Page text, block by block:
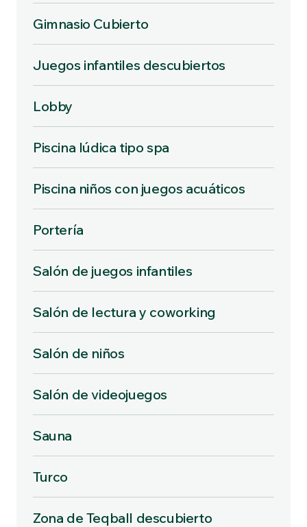
Gimnasio Cubierto
Juegos infantiles descubiertos
Lobby
Piscina lúdica tipo spa
Piscina niños con juegos acuáticos
Portería
Salón de juegos infantiles
Salón de lectura y coworking
Salón de niños
Salón de videojuegos
Sauna
Turco
Zona de Teqball descubierto